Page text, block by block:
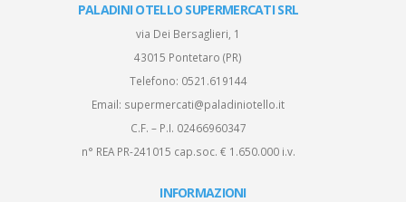
PALADINI OTELLO SUPERMERCATI SRL
via Dei Bersaglieri, 1
43015 Pontetaro (PR)
Telefono: 0521.619144
Email: supermercati@paladiniotello.it
C.F. – P.I. 02466960347
n° REA PR-241015 cap.soc. € 1.650.000 i.v.
INFORMAZIONI